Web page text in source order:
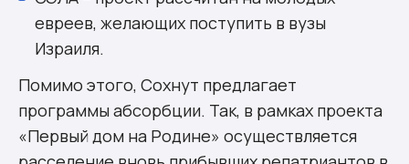
евреев, желающих поступить в вузы
Израиля.
Помимо этого, Сохнут предлагает
программы абсорбции. Так, в рамках проекта
«Первый дом на Родине» осуществляется